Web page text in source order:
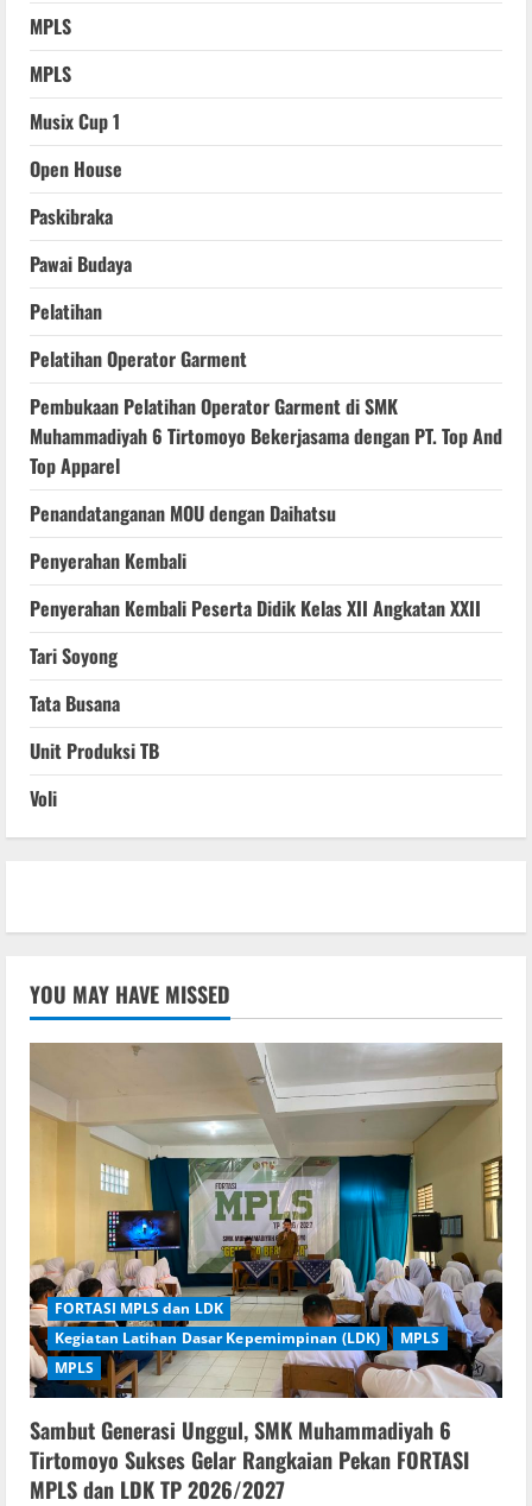
MPLS
MPLS
Musix Cup 1
Open House
Paskibraka
Pawai Budaya
Pelatihan
Pelatihan Operator Garment
Pembukaan Pelatihan Operator Garment di SMK
Muhammadiyah 6 Tirtomoyo Bekerjasama dengan PT. Top And
Top Apparel
Penandatanganan MOU dengan Daihatsu
Penyerahan Kembali
Penyerahan Kembali Peserta Didik Kelas XII Angkatan XXII
Tari Soyong
Tata Busana
Unit Produksi TB
Voli
YOU MAY HAVE MISSED
FORTASI MPLS dan LDK
Kegiatan Latihan Dasar Kepemimpinan (LDK)
MPLS
MPLS
Sambut Generasi Unggul, SMK Muhammadiyah 6
Tirtomoyo Sukses Gelar Rangkaian Pekan FORTASI
MPLS dan LDK TP 2026/2027